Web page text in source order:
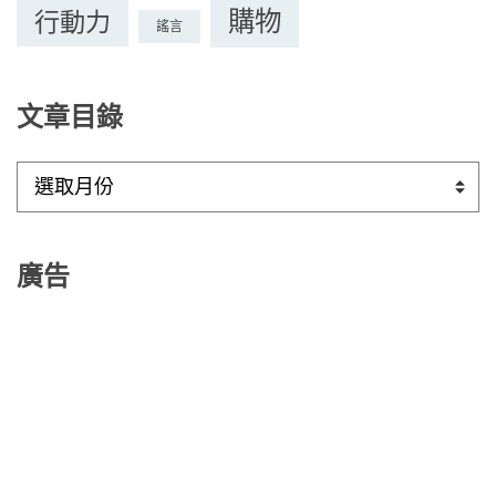
行動力 謠言 購物
文章目錄
目
廣告